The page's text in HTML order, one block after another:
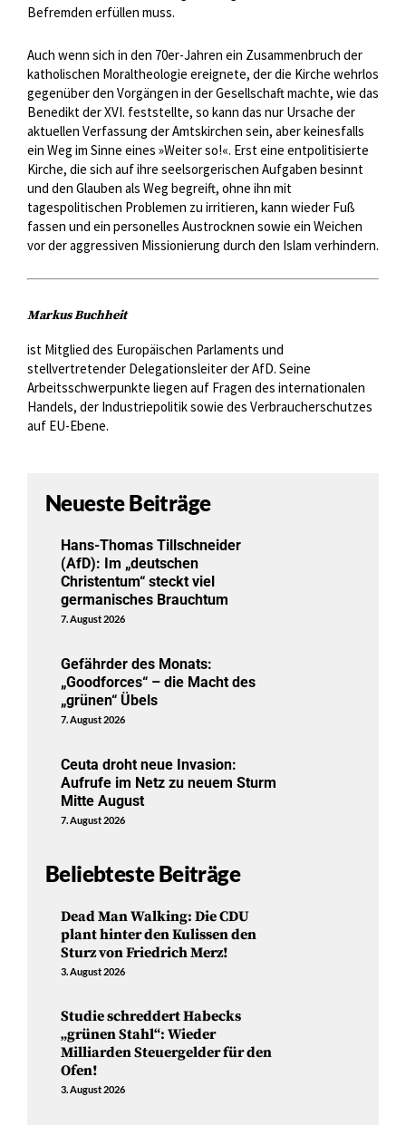
Befremden erfüllen muss.
Auch wenn sich in den 70er-Jahren ein Zusammenbruch der
katholischen Moraltheologie ereignete, der die Kirche wehrlos
gegenüber den Vorgängen in der Gesellschaft machte, wie das
Benedikt der XVI. feststellte, so kann das nur Ursache der
aktuellen Verfassung der Amtskirchen sein, aber keinesfalls
ein Weg im Sinne eines »Weiter so!«. Erst eine entpolitisierte
Kirche, die sich auf ihre seelsorgerischen Aufgaben besinnt
und den Glauben als Weg begreift, ohne ihn mit
tagespolitischen Problemen zu irritieren, kann wieder Fuß
fassen und ein personelles Austrocknen sowie ein Weichen
vor der aggressiven Missionierung durch den Islam verhindern.
Markus Buchheit
ist Mitglied des Europäischen Parlaments und
stellvertretender Delegationsleiter der AfD. Seine
Arbeitsschwerpunkte liegen auf Fragen des internationalen
Handels, der Industriepolitik sowie des Verbraucherschutzes
auf EU-Ebene.
Neueste Beiträge
Hans-Thomas Tillschneider
(AfD): Im „deutschen
Christentum“ steckt viel
germanisches Brauchtum
7. August 2026
Gefährder des Monats:
„Goodforces“ – die Macht des
„grünen“ Übels
7. August 2026
Ceuta droht neue Invasion:
Aufrufe im Netz zu neuem Sturm
Mitte August
7. August 2026
Beliebteste Beiträge
Dead Man Walking: Die CDU
plant hinter den Kulissen den
Sturz von Friedrich Merz!
3. August 2026
Studie schreddert Habecks
„grünen Stahl“: Wieder
Milliarden Steuergelder für den
Ofen!
3. August 2026